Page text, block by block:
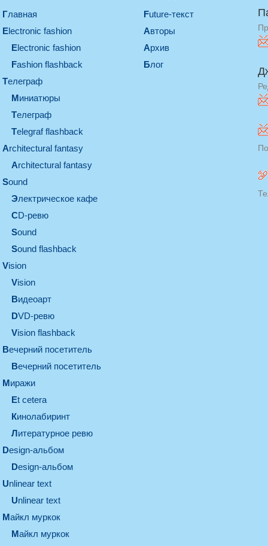
Главная
electronic fashion
electronic fashion
Fashion flashback
телеграф
миниатюры
телеграф
Telegraf flashback
architectural fantasy
architectural fantasy
sound
электрическое кафе
CD-ревю
sound
Sound flashback
vision
vision
видеоарт
DVD-ревю
Vision flashback
вечерний посетитель
вечерний посетитель
миражи
et cetera
кинолабиринт
литературное ревю
design-альбом
design-альбом
unlinear text
Unlinear text
майкл муркок
майкл муркок
Future-текст
Авторы
Архив
Блог